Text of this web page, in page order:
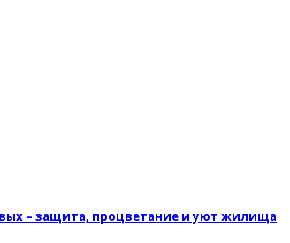
– защита, процветание и уют жилища